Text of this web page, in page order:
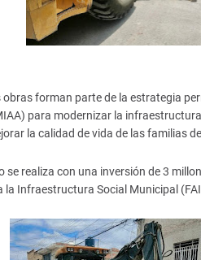
forman parte de la estrategia
para modernizar la
la calidad de vida de las familias
se realiza con una inversión de 3
la Infraestructura Social Municipal